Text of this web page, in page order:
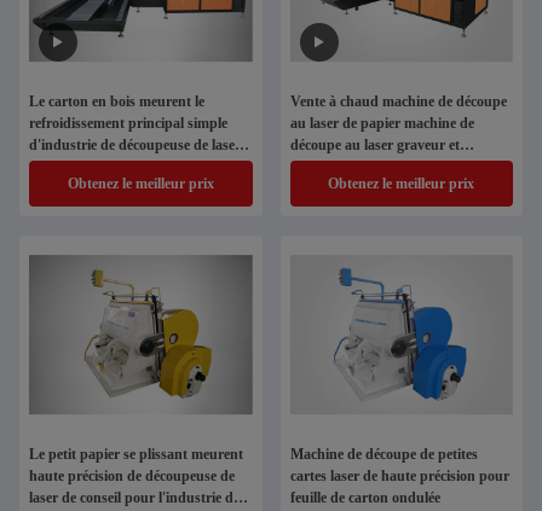
Le carton en bois meurent le
refroidissement principal simple
d'industrie de découpeuse de laser
de conseil
Obtenez le meilleur prix
Vente à chaud machine de découpe
au laser de papier machine de
découpe au laser graveur et
coupeur de métaux machine laser
pour l' acier au carbone
Obtenez le meilleur prix
Le petit papier se plissant meurent
haute précision de découpeuse de
laser de conseil pour l'industrie de
Machine de découpe de petites
cartes laser de haute précision pour
feuille de carton ondulée